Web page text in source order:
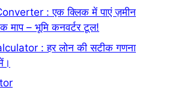
: एक क्लिक में पाएं ज़मीन
माप – भूमि कनवर्टर टूल!
: हर लोन की सटीक गणना